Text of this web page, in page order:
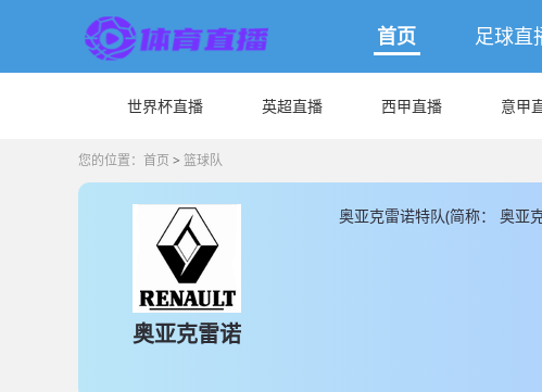
首页 足球直
世界杯直播 英超直播 西甲直播 意甲
您的位置： 首页 > 篮球队
奥亚克雷诺
奥亚克雷诺特队(简称： 奥亚
最新奥亚克雷诺特队的数据